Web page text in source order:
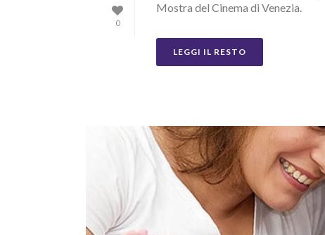
0
Mostra del Cinema di Venezia.
LEGGI IL RESTO